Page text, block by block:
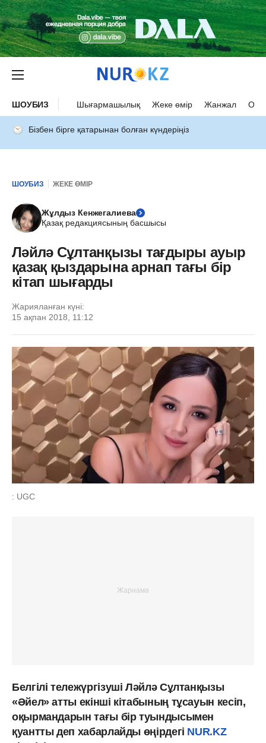
ШОУБИЗ Шығармашылық Жеке өмір Жанжал
Бізбен бірге қатарынан болған күндеріңіз
ШОУБИЗ ЖЕКЕ ӨМІР
Жұлдыз Кенжегалиева
Қазақ редакциясының басшысы
Ләйлә Сұлтанқызы тағдыры ауыр
қазақ қыздарына арнап тағы бір
кітап шығарды
Жарияланған күні:
15 ақпан 2018, 11:12
: UGC
Белгілі тележүргізуші Ләйлә Сұлтанқызы
«Әйел» атты екінші кітабының тұсауын кесіп,
оқырмандарын тағы бір туындысымен
қуантты деп хабарлайды өңірдегі NUR.KZ